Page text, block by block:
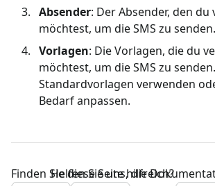
Absender: Der Absender, den du
möchtest, um die SMS zu senden.
Vorlagen: Die Vorlagen, die du
möchtest, um die SMS zu
Standardvorlagen verwenden
Bedarf anpassen.
Finden Sie diese Seite hilfreich?
Helfen Sie uns, die